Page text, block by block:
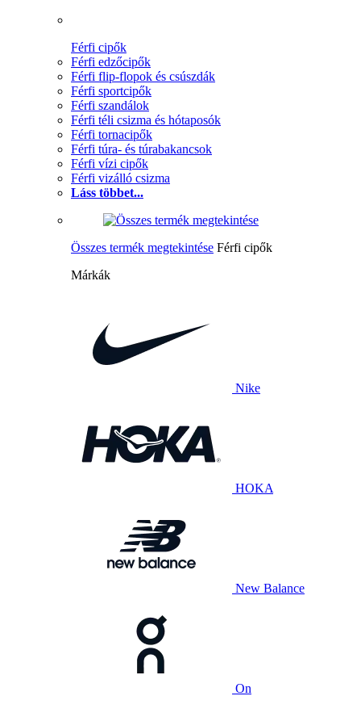
Férfi cipők
Férfi edzőcipők
Férfi flip-flopok és csúszdák
Férfi sportcipők
Férfi szandálok
Férfi téli csizma és hótaposók
Férfi tornacipők
Férfi túra- és túrabakancsok
Férfi vízi cipők
Férfi vizálló csizma
Láss többet...
Összes termék megtekintése Férfi cipők
Márkák
Nike
HOKA
New Balance
On